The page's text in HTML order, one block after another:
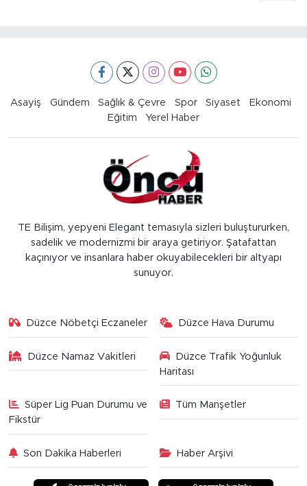
Asayiş Gündem Sağlık & Çevre Spor Siyaset
Ekonomi
Eğitim
Yerel Haber
TE Bilişim, yepyeni Elegant temasıyla sizleri buluştururken,
sadelik ve modernizmi bir araya getiriyor. Şatafattan
kaçınıyor ve insanlara haber okuyabilecekleri bir altyapı
sunuyor.
Düzce Nöbetçi Eczaneler Düzce Hava Durumu
Düzce Namaz Vakitleri
Düzce Trafik Yoğunluk
Haritası
Süper Lig Puan Durumu ve
Fikstür
Tüm Manşetler
Son Dakika Haberleri Haber Arşivi